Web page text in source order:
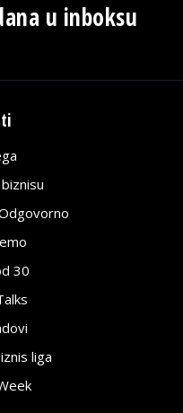
u inboksu
30
liga